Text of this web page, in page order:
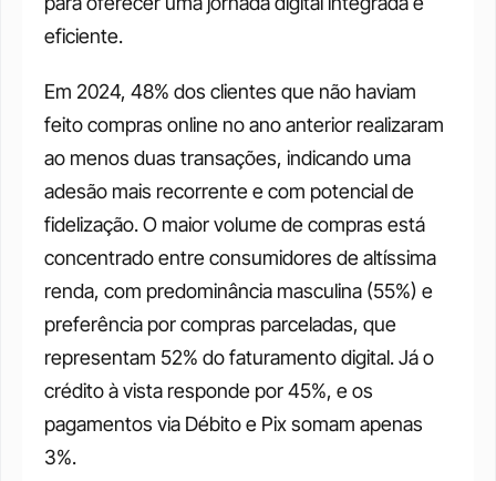
eficiente.
Em 2024, 48% dos clientes que não haviam
feito compras online no ano anterior realizaram
ao menos duas transações, indicando uma
adesão mais recorrente e com potencial de
fidelização. O maior volume de compras está
concentrado entre consumidores de altíssima
renda, com predominância masculina (55%) e
preferência por compras parceladas, que
representam 52% do faturamento digital. Já o
crédito à vista responde por 45%, e os
pagamentos via Débito e Pix somam apenas
3%.